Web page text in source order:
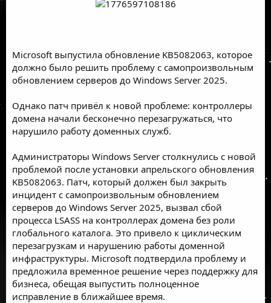
Microsoft выпустила обновление KB5082063, которое
должно было решить проблему с самопроизвольным
обновлением серверов до Windows Server 2025.
Однако патч привёл к новой проблеме: контроллеры
домена начали бесконечно перезагружаться, что
нарушило работу доменных служб.
Администраторы Windows Server столкнулись с новой
проблемой после установки апрельского обновления
KB5082063. Патч, который должен был закрыть
инцидент с самопроизвольным обновлением
серверов до Windows Server 2025, вызвал сбой
процесса LSASS на контроллерах домена без роли
глобального каталога. Это привело к циклическим
перезагрузкам и нарушению работы доменной
инфраструктуры. Microsoft подтвердила проблему и
предложила временное решение через поддержку для
бизнеса, обещая выпустить полноценное
исправление в ближайшее время.